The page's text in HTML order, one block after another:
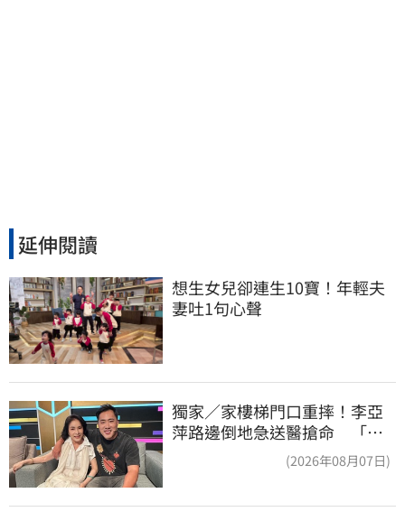
延伸閱讀
想生女兒卻連生10寶！年輕夫
妻吐1句心聲
獨家／家樓梯門口重摔！李亞
萍路邊倒地急送醫搶命 「最
(2026年08月07日)